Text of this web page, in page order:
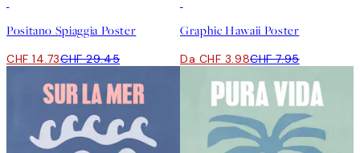
Positano Spiaggia Poster
CHF 14.73CHF 29.45
Graphic Hawaii Poster
Da CHF 3.98CHF 7.95